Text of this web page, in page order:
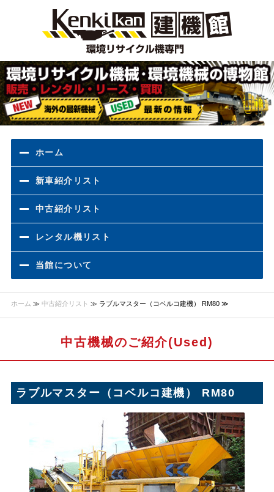
ホーム
新車紹介リスト
中古紹介リスト
レンタル機リスト
当館について
ホーム ≫ 中古紹介リスト ≫ ラブルマスター（コベルコ建機） RM80 ≫
中古機械のご紹介(Used)
ラブルマスター（コベルコ建機） RM80